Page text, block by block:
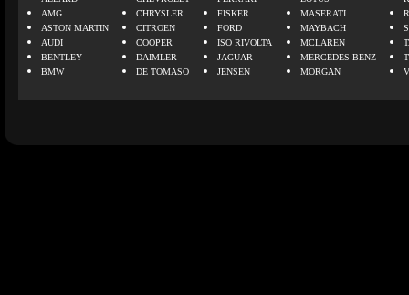
AMG
ASTON MARTIN
AUDI
BENTLEY
BMW
CHRYSLER
CITROEN
COOPER
DAIMLER
DE TOMASO
FISKER
FORD
ISO RIVOLTA
JAGUAR
JENSEN
MASERATI
MAYBACH
MCLAREN
MERCEDES BENZ
MORGAN